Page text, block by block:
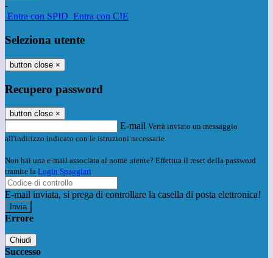
-
Entra con SPID Entra con CIE
Seleziona utente
button close ×
Recupero password
button close ×
E-mail Verrà inviato un messaggio
all'indirizzo indicato con le istruzioni necessarie.
Non hai una e-mail associata al nome utente? Effettua il reset della password
tramite la Login Spaggiari
E-mail inviata, si prega di controllare la casella di posta elettronica!
Errore
Chiudi
Successo